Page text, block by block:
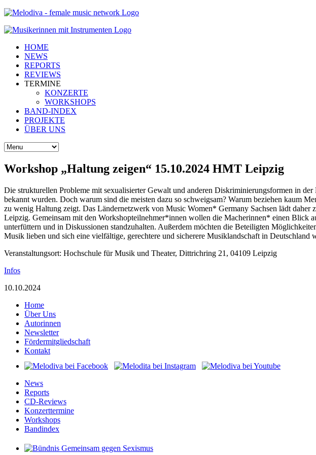
HOME
NEWS
REPORTS
REVIEWS
TERMINE
KONZERTE
WORKSHOPS
BAND-INDEX
PROJEKTE
ÜBER UNS
Workshop „Haltung zeigen“ 15.10.2024 HMT Leipzig
Die strukturellen Probleme mit sexualisierter Gewalt und anderen Diskriminierungsformen in
bekannt wurden. Doch warum sind die meisten dazu so schweigsam? Warum beziehen kaum
zu wenig Haltung zeigt. Das Ländernetzwerk von Music Women* Germany Sachsen lädt
Leipzig. Gemeinsam mit den Workshopteilnehmer*innen wollen die Macherinnen* einen Blick
unterfüttern und in Diskussionen standzuhalten. Außerdem möchten die Beteiligten
Musik lieben und sich eine vielfältige, gerechtere und sicherere Musiklandschaft in
Veranstaltungsort: Hochschule für Musik und Theater, Dittrichring 21, 04109 Leipzig
Infos
10.10.2024
Home
Über Uns
Autorinnen
Newsletter
Fördermitgliedschaft
Kontakt
News
Reports
CD-Reviews
Konzerttermine
Workshops
Bandindex